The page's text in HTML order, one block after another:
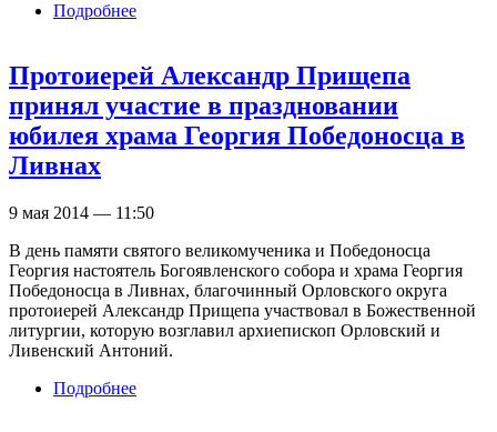
Подробнее
Протоиерей Александр Прищепа
принял участие в праздновании
юбилея храма Георгия Победоносца в
Ливнах
9 мая 2014 — 11:50
В день памяти святого великомученика и Победоносца
Георгия настоятель Богоявленского собора и храма Георгия
Победоносца в Ливнах, благочинный Орловского округа
протоиерей Александр Прищепа участвовал в Божественной
литургии, которую возглавил архиепископ Орловский и
Ливенский Антоний.
Подробнее